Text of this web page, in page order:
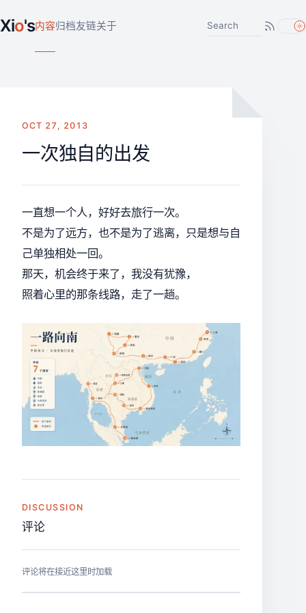
Xio's内容归档友链关于 搜索文章
OCT 27, 2013
一次独自的出发
一直想一个人，好好去旅行一次。
不是为了远方，也不是为了逃离，只是想与自
己单独相处一回。
那天，机会终于来了，我没有犹豫，
照着心里的那条线路，走了一趟。
DISCUSSION
评论
评论将在接近这里时加载